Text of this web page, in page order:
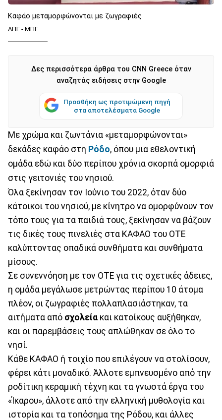
Καφάο μεταμορφώνονται με ζωγραφιές
ΑΠΕ - ΜΠΕ
Δες περισσότερα άρθρα του CNN Greece όταν
αναζητάς ειδήσεις στην Google
Προσθήκη ως προτιμώμενη πηγή
στα αποτελέσματα Google
Με χρώμα και ζωντάνια «μεταμορφώνονται»
δεκάδες καφάο στη Ρόδο, όπου μια εθελοντική
ομάδα εδώ και δύο περίπου χρόνια σκορπά ομορφιά
στις γειτονιές του νησιού.
Όλα ξεκίνησαν τον Ιούνιο του 2022, όταν δύο
κάτοικοι του νησιού, με κίνητρο να ομορφύνουν τον
τόπο τους για τα παιδιά τους, ξεκίνησαν να βάζουν
τις δικές τους πινελιές στα ΚΑΦΑΟ του ΟΤΕ
καλύπτοντας οπαδικά συνθήματα και συνθήματα
μίσους.
Σε συνεννόηση με τον ΟΤΕ για τις σχετικές άδειες,
η ομάδα μεγάλωσε μετρώντας περίπου 10 άτομα
πλέον, οι ζωγραφιές πολλαπλασιάστηκαν, τα
αιτήματα από σχολεία και κατοίκους αυξήθηκαν,
και οι παρεμβάσεις τους απλώθηκαν σε όλο το
νησί.
Κάθε ΚΑΦΑΟ ή τοιχίο που επιλέγουν να στολίσουν,
φέρει κάτι μοναδικό. Άλλοτε εμπνευσμένο από την
ροδίτικη κεραμική τέχνη και τα γνωστά έργα του
«Ίκαρου», άλλοτε από την ελληνική μυθολογία και
ιστορία και τα τοπόσημα της Ρόδου, και άλλες